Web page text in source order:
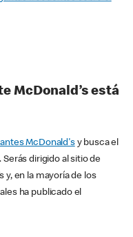
McDonald’s está
McDonald'sy busca el
dirigido al sitio de
y, en la mayoría de los
ha publicado el